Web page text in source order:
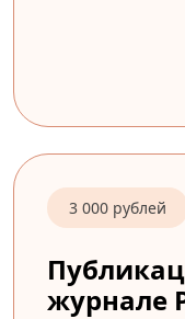
3 000 рублей
журнале